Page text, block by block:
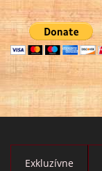
Exkluzívne